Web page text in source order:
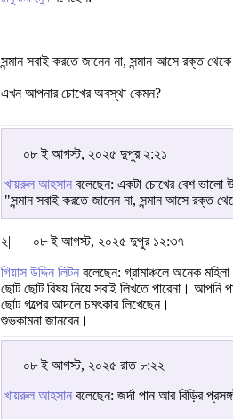
সন্মান সবাই করতে জানেন না, সন্মান আসে রক্ত
এখন আপনার চোখের অবস্থা কেমন?
০৮ ই আগস্ট, ২০২৫ দুপুর ২:২১
খায়রুল আহসান বলেছেন: একটা চোখের বেশ ভালো
"সন্মান সবাই করতে জানেন না, সন্মান আসে রক্ত
২| ০৮ ই আগস্ট, ২০২৫ দুপুর ১২:৩৭
গিয়াস উদ্দিন লিটন বলেছেন: গ্রামাঞ্চলে অনেক
ছোট ছোট বিষয় নিয়ে সবাই লিখতে পারেনা। আপনি
ছোট গল্পের আদলে চমৎকার লিখেছেন।
শুভকামনা জানবেন।
০৮ ই আগস্ট, ২০২৫ রাত ৮:২২
খায়রুল আহসান বলেছেন: জর্দা পান আর বিড়ির